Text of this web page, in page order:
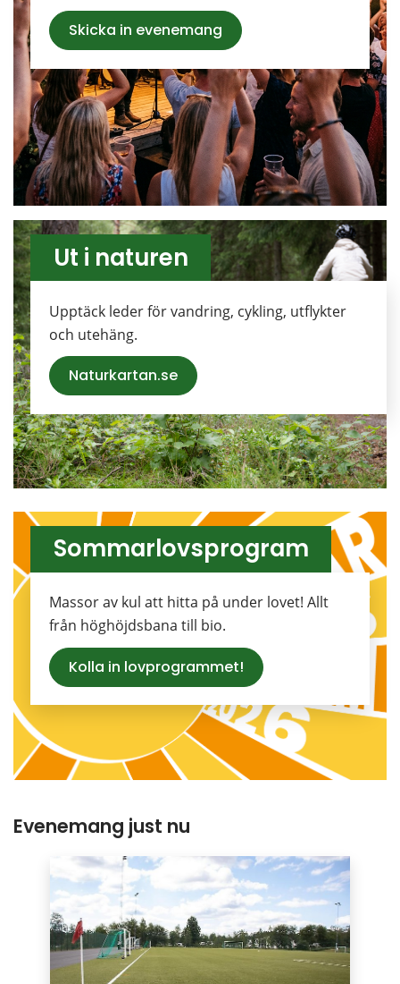
Skicka in evenemang
Ut i naturen
Upptäck leder för vandring, cykling, utflykter
och utehäng.
Naturkartan.se
Sommarlovsprogram
Massor av kul att hitta på under lovet! Allt
från höghöjdsbana till bio.
Kolla in lovprogrammet!
Evenemang just nu